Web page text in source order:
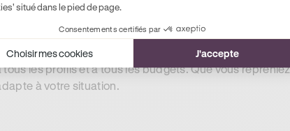
en Saône-et-Loire
les profils et à tous les budgets. Que vous
à votre situation.
situé dans le pied de page.
Consentements certifiés par
Choisir mes cookies J'accepte